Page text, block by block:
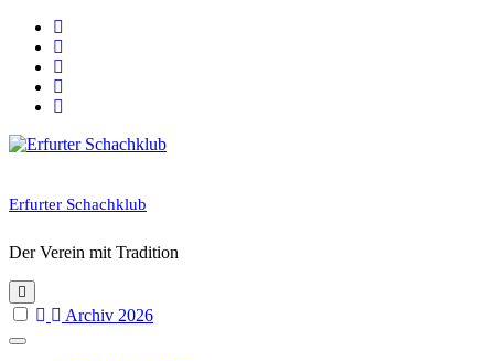
Skip
content
Erfurter Schachklub
Der Verein mit Tradition
Archiv 2026